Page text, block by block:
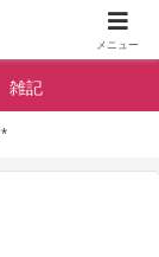
雑記
メニュー